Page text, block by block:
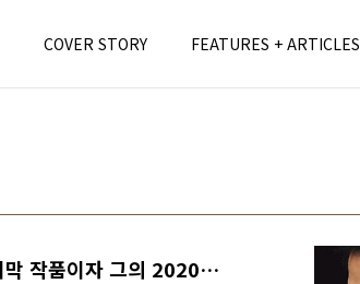
COVER STORY FEATURES + ARTICLES
THE WEEKND, 현재의 이름으로 발표하는 마지막 작품이자 그의 2020년대 3부작의 피날레